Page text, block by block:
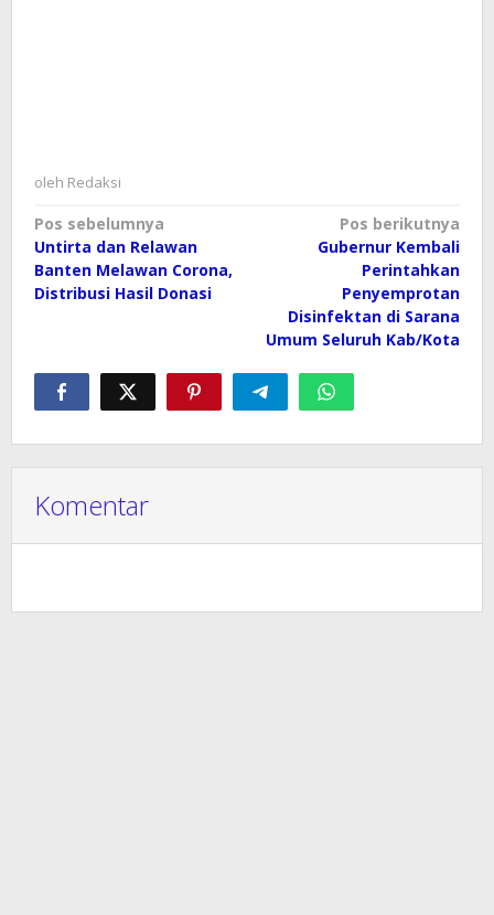
oleh Redaksi
Navigasi
pos
Pos sebelumnya
Untirta dan Relawan
Banten Melawan Corona,
Distribusi Hasil Donasi
Pos berikutnya
Gubernur Kembali
Perintahkan
Penyemprotan
Disinfektan di Sarana
Umum Seluruh Kab/Kota
Komentar